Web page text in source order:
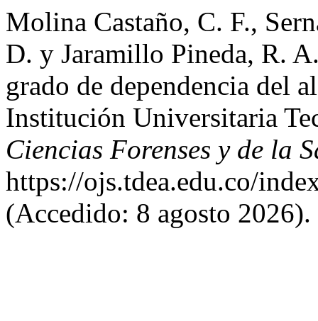
Molina Castaño, C. F.,
D. y Jaramillo Pineda, R.
grado de dependencia del
Institución Universitaria
Ciencias Forenses y de la
https://ojs.tdea.edu.co/
(Accedido: 8 agosto 2026).